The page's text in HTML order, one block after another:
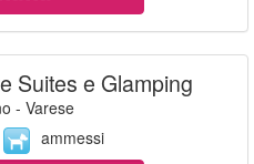
Suites e Glamping
- Varese
ammessi